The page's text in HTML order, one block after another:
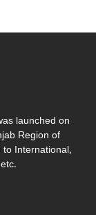
launched on
Region of
International,